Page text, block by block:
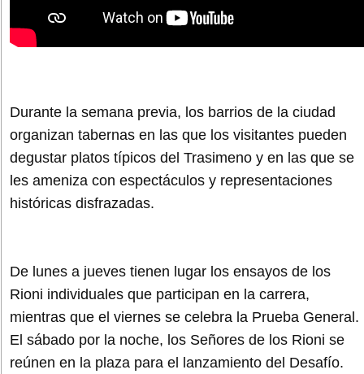
Durante la semana previa, los barrios de la ciudad
organizan tabernas en las que los visitantes pueden
degustar platos típicos del Trasimeno y en las que se
les ameniza con espectáculos y representaciones
históricas disfrazadas.
De lunes a jueves tienen lugar los ensayos de los
Rioni individuales que participan en la carrera,
mientras que el viernes se celebra la Prueba General.
El sábado por la noche, los Señores de los Rioni se
reúnen en la plaza para el lanzamiento del Desafío.